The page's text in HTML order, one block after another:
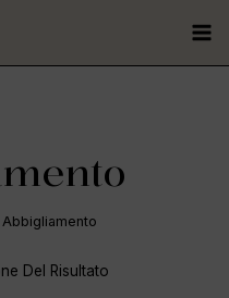
Abbigliamento
Del Risultato